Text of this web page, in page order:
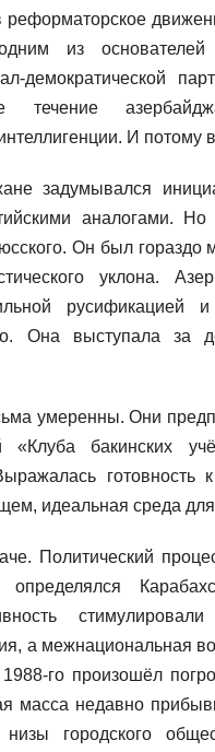
реформаторское
одним из
демократической
течение
И потому
задумывался
аналогами.
Он был
уклона.
русификацией
Она выступала
умеренны. Они
«Клуба бакинских
идеальная среда для
Политический
а межнациональная
го произошёл
масса недавно
городского